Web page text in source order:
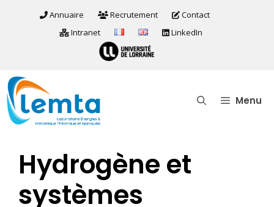
Annuaire Recrutement
Contact
Intranet
LinkedIn
Menu
Hydrogène et
systèmes